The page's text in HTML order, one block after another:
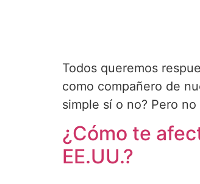
Todos queremos
como compañero de
simple sí o no? Pero
¿Cómo te
EE.UU.?